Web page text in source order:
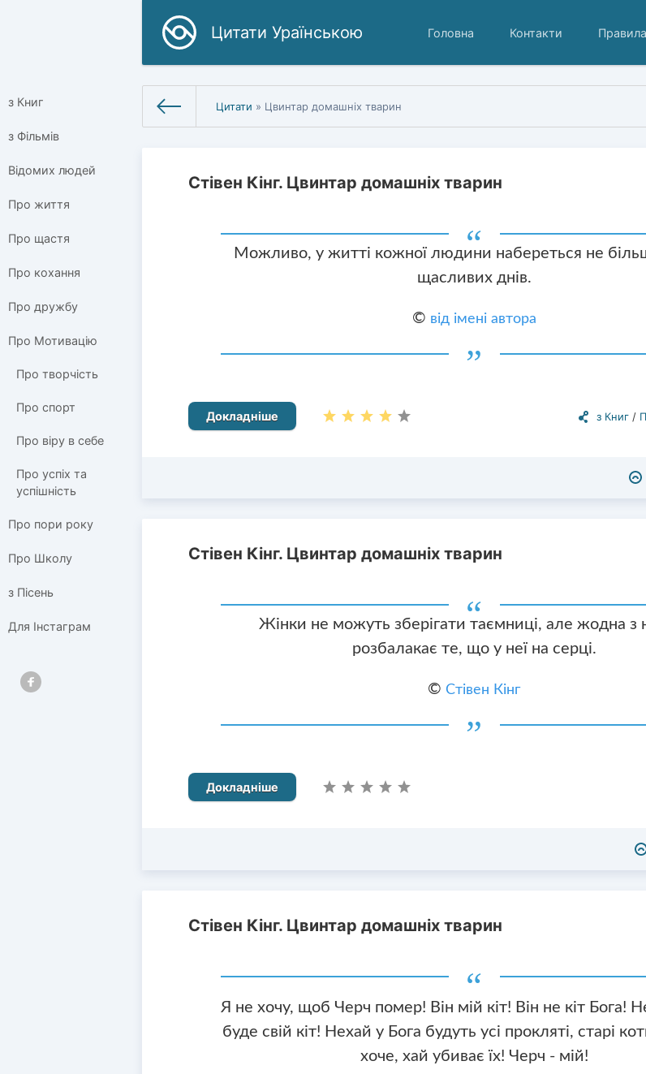
Цитати Ураїнською Головна Контакти Правила
з Книг
з Фільмів
Відомих людей
Про життя
Про щастя
Про кохання
Про дружбу
Про Мотивацію
Про творчість
Про спорт
Про віру в себе
Про успіх та
успішність
Про пори року
Про Школу
з Пісень
Для Інстаграм
Цитати » Цвинтар домашніх тварин
Стівен Кінг. Цвинтар домашніх тварин
Можливо, у житті кожної людини набереться не
щасливих днів.
© від імені автора
з Книг/
Докладніше
Стівен Кінг. Цвинтар домашніх тварин
Жінки не можуть зберігати таємниці, але жодна з
розбалакає те, що у неї на серці.
©Стівен Кінг
Докладніше
Стівен Кінг. Цвинтар домашніх тварин
Я не хочу, щоб Черч помер! Він мій кіт! Він не кіт Бога!
буде свій кіт! Нехай у Бога будуть усі прокляті, старі
хоче, хай убиває їх! Черч - мій!